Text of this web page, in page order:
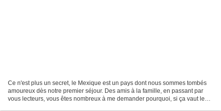
Ce n'est plus un secret, le Mexique est un pays dont nous sommes tombés
amoureux dès notre premier séjour. Des amis à la famille, en passant par
vous lecteurs, vous êtes nombreux à me demander pourquoi, si ça vaut le